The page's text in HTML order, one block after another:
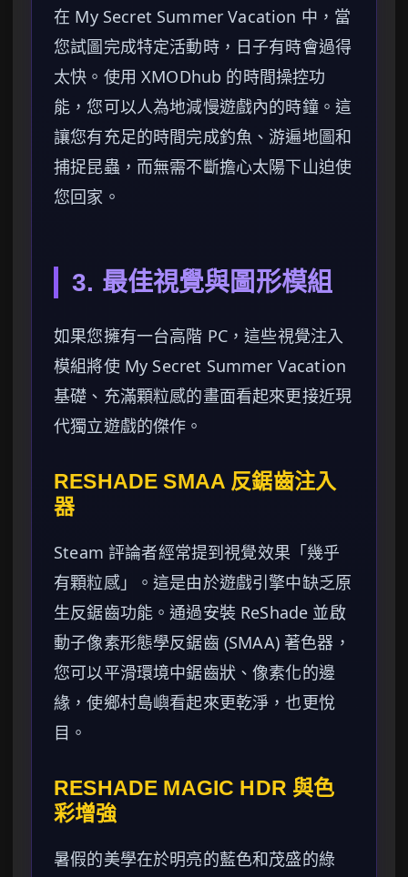
在 My Secret Summer Vacation 中，當
您試圖完成特定活動時，日子有時會過得
太快。使用 XMODhub 的時間操控功
能，您可以人為地減慢遊戲內的時鐘。這
讓您有充足的時間完成釣魚、游遍地圖和
捕捉昆蟲，而無需不斷擔心太陽下山迫使
您回家。
3. 最佳視覺與圖形模組
如果您擁有一台高階 PC，這些視覺注入
模組將使 My Secret Summer Vacation
基礎、充滿顆粒感的畫面看起來更接近現
代獨立遊戲的傑作。
RESHADE SMAA 反鋸齒注入
器
Steam 評論者經常提到視覺效果「幾乎
有顆粒感」。這是由於遊戲引擎中缺乏原
生反鋸齒功能。通過安裝 ReShade 並啟
動子像素形態學反鋸齒 (SMAA) 著色器，
您可以平滑環境中鋸齒狀、像素化的邊
緣，使鄉村島嶼看起來更乾淨，也更悅
目。
RESHADE MAGIC HDR 與色
彩增強
暑假的美學在於明亮的藍色和茂盛的綠